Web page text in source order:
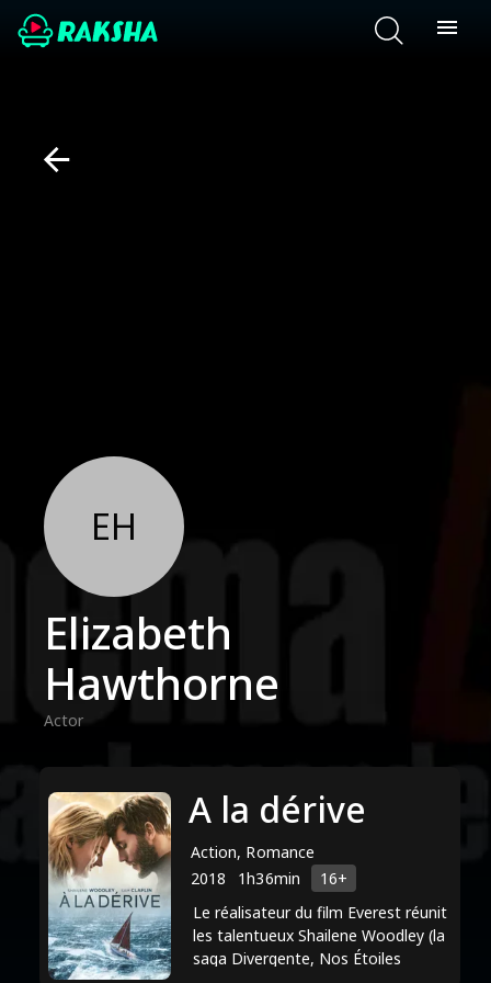
EH
Elizabeth
Hawthorne
Actor
A la dérive
Action, Romance
2018
1h36min
16+
Le réalisateur du film Everest réunit
les talentueux Shailene Woodley (la
saga Divergente, Nos Étoiles